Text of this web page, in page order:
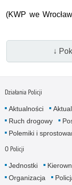
(KWP we
↓
Działania Policji
Aktualności
Ruch drogowy
Polemiki i
O Policji
Jednostki
Organizacja